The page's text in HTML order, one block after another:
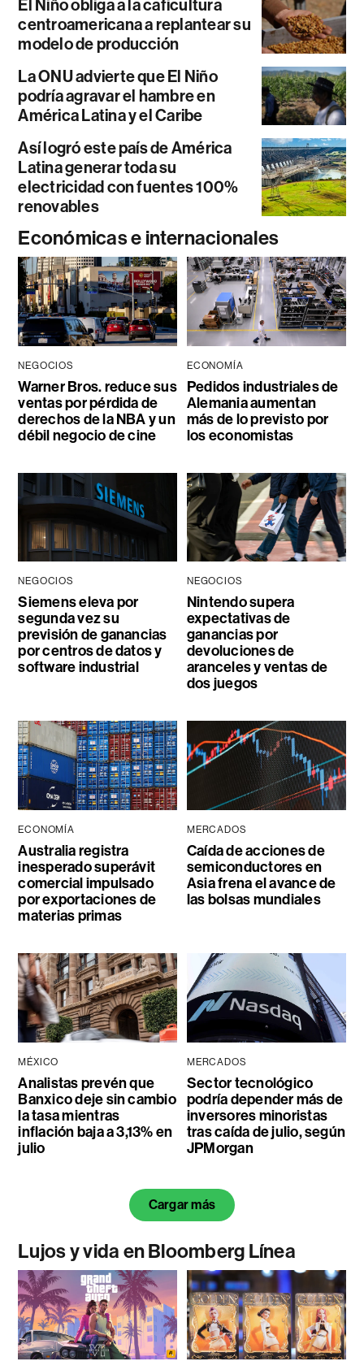
El Niño obliga a la caficultura
centroamericana a replantear su
modelo de producción
La ONU advierte que El Niño
podría agravar el hambre en
América Latina y el Caribe
Así logró este país de América
Latina generar toda su
electricidad con fuentes 100%
renovables
Económicas e internacionales
NEGOCIOS
Warner Bros. reduce sus
ventas por pérdida de
derechos de la NBA y un
débil negocio de cine
ECONOMÍA
Pedidos industriales de
Alemania aumentan
más de lo previsto por
los economistas
NEGOCIOS
Siemens eleva por
segunda vez su
previsión de ganancias
por centros de datos y
software industrial
NEGOCIOS
Nintendo supera
expectativas de
ganancias por
devoluciones de
aranceles y ventas de
dos juegos
ECONOMÍA
Australia registra
inesperado superávit
comercial impulsado
por exportaciones de
materias primas
MERCADOS
Caída de acciones de
semiconductores en
Asia frena el avance de
las bolsas mundiales
MÉXICO
Analistas prevén que
Banxico deje sin cambio
la tasa mientras
inflación baja a 3,13% en
julio
MERCADOS
Sector tecnológico
podría depender más de
inversores minoristas
tras caída de julio, según
JPMorgan
Cargar más
Lujos y vida en Bloomberg Línea